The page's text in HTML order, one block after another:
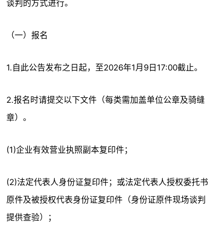
谈判的方式进行。
（一）报名
1.自此公告发布之日起，至2026年1月9日17:00截止。
2.报名时请提交以下文件（每类需加盖单位公章及骑缝
章）。
(1)企业有效营业执照副本复印件；
(2)法定代表人身份证复印件；或法定代表人授权委托书
原件及被授权代表身份证复印件（身份证原件现场谈判
提供查验）；